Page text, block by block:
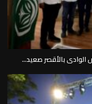
الوادى بالأقصر صعيد...